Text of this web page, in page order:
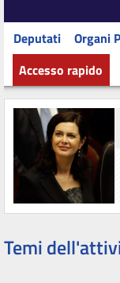
Deputati Organi
Accesso rapido
Temi